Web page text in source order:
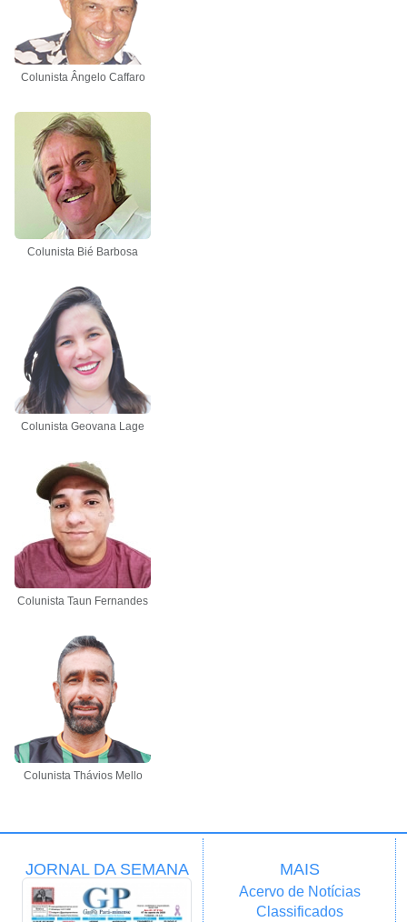
Colunista Ângelo Caffaro
Colunista Bié Barbosa
Colunista Geovana Lage
Colunista Taun Fernandes
Colunista Thávios Mello
JORNAL DA SEMANA MAIS
Acervo de Notícias
Classificados